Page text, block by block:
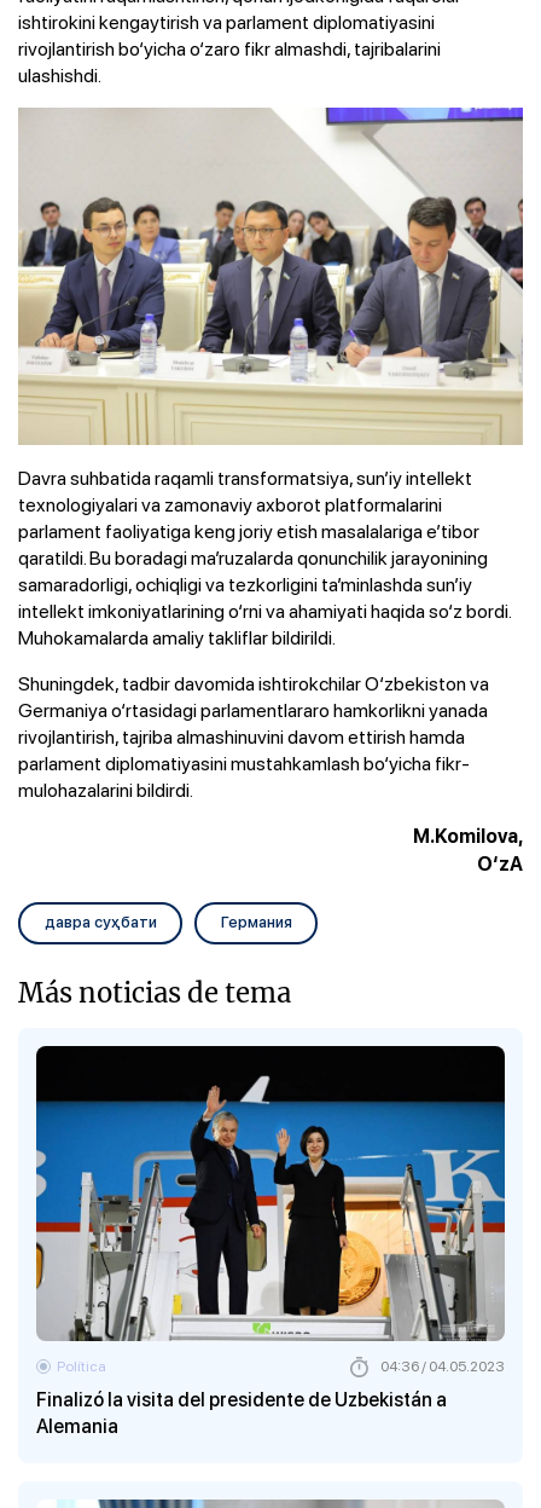
ishtirokini kengaytirish va parlament diplomatiyasini
rivojlantirish bo‘yicha o‘zaro fikr almashdi, tajribalarini
ulashishdi.
Davra suhbatida raqamli transformatsiya, sun’iy intellekt
texnologiyalari va zamonaviy axborot platformalarini
parlament faoliyatiga keng joriy etish masalalariga e’tibor
qaratildi. Bu boradagi ma’ruzalarda qonunchilik jarayonining
samaradorligi, ochiqligi va tezkorligini ta’minlashda sun’iy
intellekt imkoniyatlarining o‘rni va ahamiyati haqida so‘z bordi.
Muhokamalarda amaliy takliflar bildirildi.
Shuningdek, tadbir davomida ishtirokchilar O‘zbekiston va
Germaniya o‘rtasidagi parlamentlararo hamkorlikni yanada
rivojlantirish, tajriba almashinuvini davom ettirish hamda
parlament diplomatiyasini mustahkamlash bo‘yicha fikr-
mulohazalarini bildirdi.
M.Komilova,
O‘zA
давра суҳбати Германия
Más noticias de tema
Finalizó la visita del presidente de Uzbekistán a
Alemania
Política 04:36 / 04.05.2023